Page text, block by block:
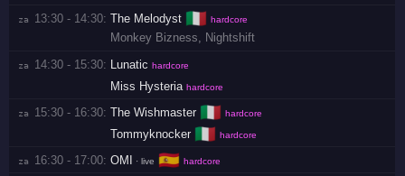
za 13:30 - 14:30: The Melodyst 🇮🇹 hardcore
Monkey Bizness, Nightshift
za 14:30 - 15:30: Lunatic hardcore
Miss Hysteria hardcore
za 15:30 - 16:30: The Wishmaster 🇮🇹 hardcore
Tommyknocker 🇮🇹 hardcore
za 16:30 - 17:00: OMI · live 🇪🇸 hardcore